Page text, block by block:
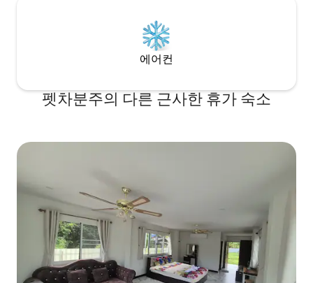
에어컨
펫차분주의 다른 근사한 휴가 숙소